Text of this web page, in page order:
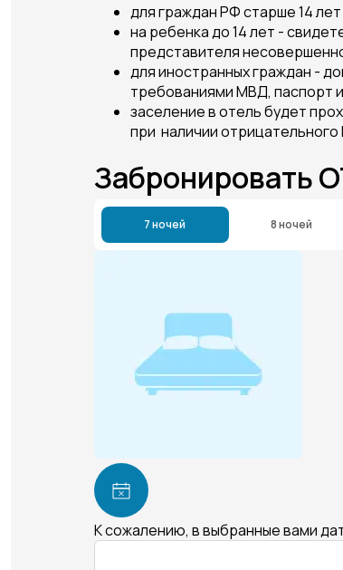
для граждан РФ старше 14
на ребенка до 14 лет -
представителя
для иностранных граждан -
требованиями МВД, паспорт
заселение в отель будет
при наличии
7 ночей 8 ночей
К сожалению, в выбранные вами